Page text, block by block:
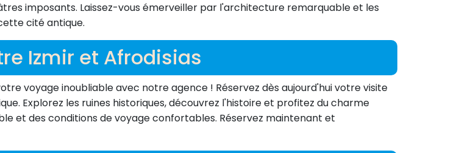
imposants. Laissez-vous émerveiller par l'architecture remarquable et les
cité antique.
Izmir et Afrodisias
voyage inoubliable avec notre agence ! Réservez dès aujourd'hui votre visite
Explorez les ruines historiques, découvrez l'histoire et profitez du charme
et des conditions de voyage confortables. Réservez maintenant et